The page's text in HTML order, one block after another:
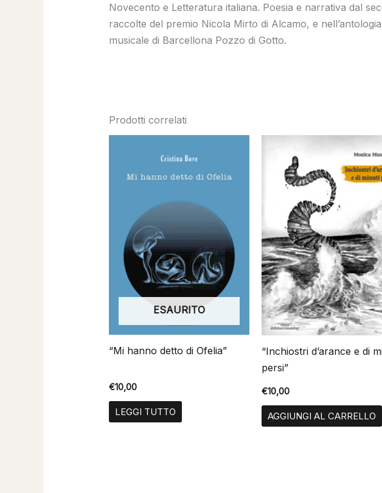
Novecento e Letteratura italiana. Poesia e narrativa dal
raccolte del premio Nicola Mirto di Alcamo, e
musicale di Barcellona Pozzo di Gotto.
Prodotti correlati
ESAURITO
“Mi hanno detto di Ofelia”
€10,00
LEGGI TUTTO
“Inchiostri d’arance e di
persi”
€10,00
AGGIUNGI AL CARRELLO